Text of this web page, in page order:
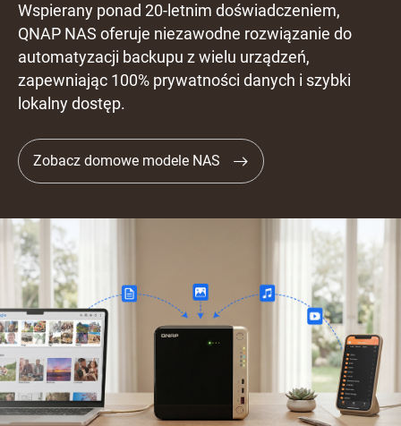
Wspierany ponad 20-letnim doświadczeniem,
QNAP NAS oferuje niezawodne rozwiązanie do
automatyzacji backupu z wielu urządzeń,
zapewniając 100% prywatności danych i szybki
lokalny dostęp.
Zobacz domowe modele NAS